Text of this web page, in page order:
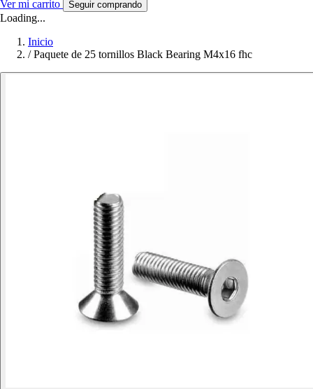
Ver mi carrito Seguir comprando
Loading...
Inicio
/ Paquete de 25 tornillos Black Bearing M4x16 fhc